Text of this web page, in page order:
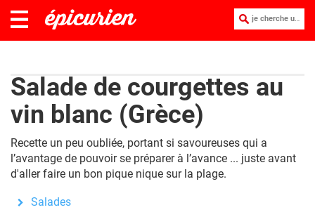
je cherche une recette :
Salade de courgettes au
vin blanc (Grèce)
Recette un peu oubliée, portant si savoureuses qui a
l’avantage de pouvoir se préparer à l’avance ... juste avant
d'aller faire un bon pique nique sur la plage.
Salades